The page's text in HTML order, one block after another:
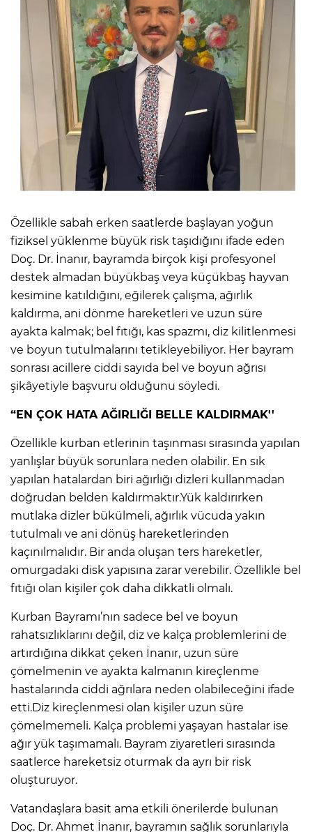
Özellikle sabah erken saatlerde başlayan yoğun
fiziksel yüklenme büyük risk taşıdığını ifade eden
Doç. Dr. İnanır, bayramda birçok kişi profesyonel
destek almadan büyükbaş veya küçükbaş hayvan
kesimine katıldığını, eğilerek çalışma, ağırlık
kaldırma, ani dönme hareketleri ve uzun süre
ayakta kalmak; bel fıtığı, kas spazmı, diz kilitlenmesi
ve boyun tutulmalarını tetikleyebiliyor. Her bayram
sonrası acillere ciddi sayıda bel ve boyun ağrısı
şikâyetiyle başvuru olduğunu söyledi.
“EN ÇOK HATA AĞIRLIĞI BELLE KALDIRMAK''
Özellikle kurban etlerinin taşınması sırasında yapılan
yanlışlar büyük sorunlara neden olabilir. En sık
yapılan hatalardan biri ağırlığı dizleri kullanmadan
doğrudan belden kaldırmaktır.Yük kaldırırken
mutlaka dizler bükülmeli, ağırlık vücuda yakın
tutulmalı ve ani dönüş hareketlerinden
kaçınılmalıdır. Bir anda oluşan ters hareketler,
omurgadaki disk yapısına zarar verebilir. Özellikle bel
fıtığı olan kişiler çok daha dikkatli olmalı.
Kurban Bayramı’nın sadece bel ve boyun
rahatsızlıklarını değil, diz ve kalça problemlerini de
artırdığına dikkat çeken İnanır, uzun süre
çömelmenin ve ayakta kalmanın kireçlenme
hastalarında ciddi ağrılara neden olabileceğini ifade
etti.Diz kireçlenmesi olan kişiler uzun süre
çömelmemeli. Kalça problemi yaşayan hastalar ise
ağır yük taşımamalı. Bayram ziyaretleri sırasında
saatlerce hareketsiz oturmak da ayrı bir risk
oluşturuyor.
Vatandaşlara basit ama etkili önerilerde bulunan
Doç. Dr. Ahmet İnanır, bayramın sağlık sorunlarıyla